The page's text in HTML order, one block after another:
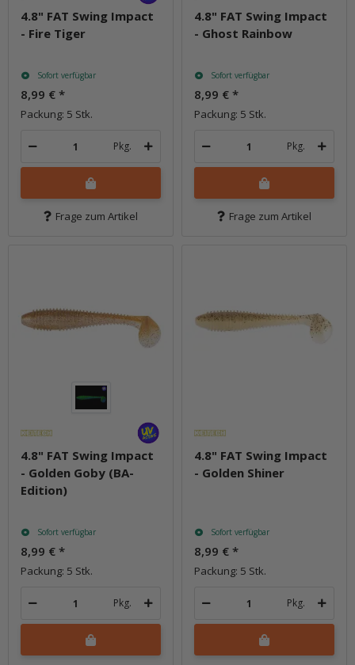
4.8" FAT Swing Impact
- Fire Tiger
Sofort verfügbar
8,99 € *
Packung: 5 Stk.
Pkg.
Frage zum Artikel
4.8" FAT Swing Impact
- Ghost Rainbow
Sofort verfügbar
8,99 € *
Packung: 5 Stk.
Pkg.
Frage zum Artikel
4.8" FAT Swing Impact
- Golden Goby (BA-
Edition)
Sofort verfügbar
8,99 € *
Packung: 5 Stk.
Pkg.
4.8" FAT Swing Impact
- Golden Shiner
Sofort verfügbar
8,99 € *
Packung: 5 Stk.
Pkg.